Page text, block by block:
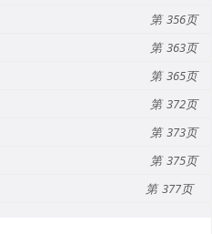
356
363
365
372
373
375
377